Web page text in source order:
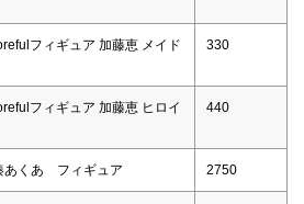
フィギュア 加藤恵 メイド
330
フィギュア 加藤恵 ヒロイ
440
くあ フィギュア 2750